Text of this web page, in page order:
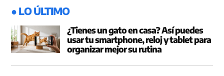
● LO ÚLTIMO
¿Tienes un gato en casa? Así puedes
usar tu smartphone, reloj y tablet para
organizar mejor su rutina